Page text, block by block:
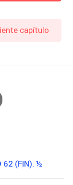
capítulo
62 (FIN). ½